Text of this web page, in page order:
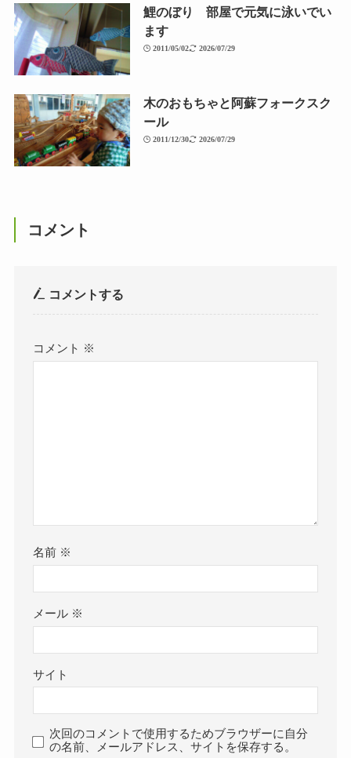
鯉のぼり 部屋で元気に泳いでい
ます
2011/05/02 2026/07/29
木のおもちゃと阿蘇フォークスク
ール
2011/12/30 2026/07/29
コメント
コメントする
コメント ※
名前 ※
メール ※
サイト
次回のコメントで使用するためブラウザーに自分
の名前、メールアドレス、サイトを保存する。